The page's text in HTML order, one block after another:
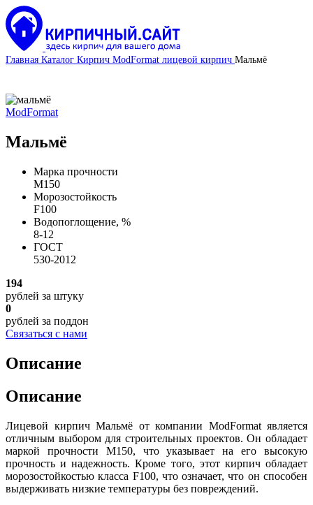
Главная Каталог Кирпич ModFormat лицевой кирпич Мальмё
ModFormat
Мальмё
Марка прочности
М150
Морозостойкость
F100
Водопоглощение, %
8-12
ГОСТ
530-2012
194
рублей за штуку
0
рублей за поддон
Связаться с нами
Описание
Описание
Лицевой кирпич Мальмё от компании ModFormat является
отличным выбором для строительных проектов. Он обладает
маркой прочности М150, что указывает на его высокую
прочность и надежность. Кроме того, этот кирпич обладает
морозостойкостью класса F100, что означает, что он способен
выдерживать низкие температуры без повреждений.